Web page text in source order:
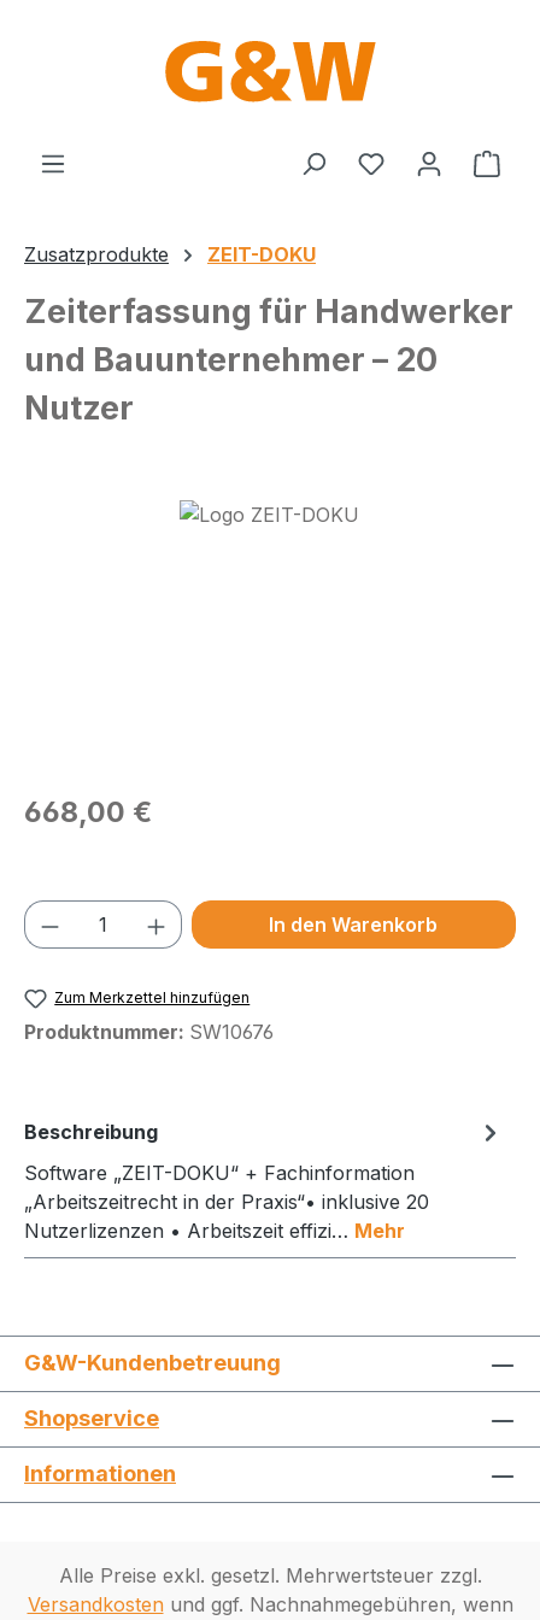
Du hast 0
Zusatzprodukte ZEIT-DOKU
Zeiterfassung für Handwerker
und Bauunternehmer – 20
Nutzer
Bildergalerie überspringen
Regulärer Preis:
668,00 €
Produkt Anzahl: Gib den gewünschten
In den Warenkorb
Zum Merkzettel hinzufügen
Produktnummer: SW10676
Beschreibung
Software „ZEIT-DOKU“ + Fachinformation
„Arbeitszeitrecht in der Praxis“• inklusive 20
Nutzerlizenzen • Arbeitszeit effizi… Mehr
G&W-Kundenbetreuung
Shopservice
Informationen
Alle Preise exkl. gesetzl. Mehrwertsteuer zzgl.
Versandkostenund ggf. Nachnahmegebühren, wenn